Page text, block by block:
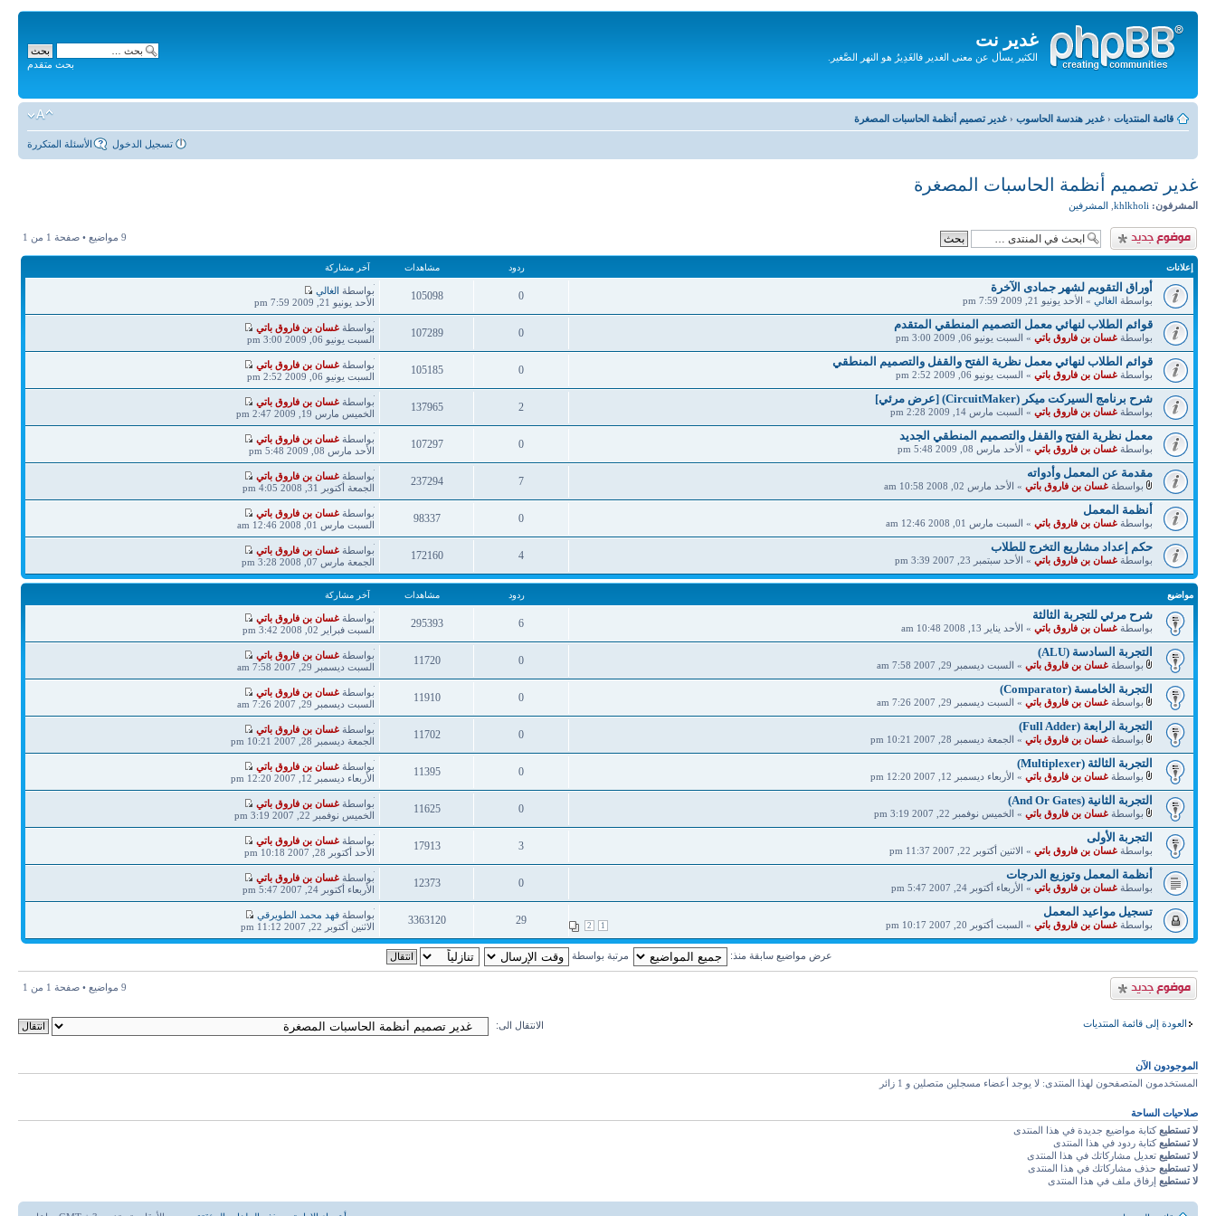
غدير نت
الكثير يسأل عن معنى الغدير فالغَدِيرُ هو النهر الصَّغير.
المحتويات
بحث متقدم
قائمة المنتديات ‹ غدير هندسة الحاسوب ‹ غدير تصميم أنظمة الحاسبات المصغرة
الأسئلة المتكررة تسجيل الدخول
غدير تصميم أنظمة الحاسبات المصغرة
المشرفون: khlkholi المشرفين
إضافة موضوع جديد 9 مواضيع • صفحة 1 من 1
إعلانات ردود مشاهدات آخر مشاركة
أوراق التقويم لشهر جمادى الآخرة
بواسطة الغالي » الأحد يونيو 21, 2009 7:59 pm
0
ردود
105098
مشاهدات
آخر
مشاركة
بواسطة الغالي
الأحد يونيو 21, 2009 7:59 pm
قوائم الطلاب لنهائي معمل التصميم المنطقي المتقدم
بواسطة غسان بن فاروق باتي » السبت يونيو 06, 2009 3:00 pm
0
ردود
107289
مشاهدات
آخر
مشاركة
بواسطة غسان بن فاروق باتي
السبت يونيو 06, 2009 3:00 pm
قوائم الطلاب لنهائي معمل نظرية الفتح والقفل والتصميم المنطقي
بواسطة غسان بن فاروق باتي » السبت يونيو 06, 2009 2:52 pm
0
ردود
105185
مشاهدات
آخر
مشاركة
بواسطة غسان بن فاروق باتي
السبت يونيو 06, 2009 2:52 pm
شرح برنامج السيركت ميكر (CircuitMaker) [عرض مرئي]
بواسطة غسان بن فاروق باتي » السبت مارس 14, 2009 2:28 pm
2
ردود
137965
مشاهدات
آخر
مشاركة
بواسطة غسان بن فاروق باتي
الخميس مارس 19, 2009 2:47 pm
معمل نظرية الفتح والقفل والتصميم المنطقي الجديد
بواسطة غسان بن فاروق باتي » الأحد مارس 08, 2009 5:48 pm
0
ردود
107297
مشاهدات
آخر
مشاركة
بواسطة غسان بن فاروق باتي
الأحد مارس 08, 2009 5:48 pm
مقدمة عن المعمل وأدواته
بواسطة غسان بن فاروق باتي » الأحد مارس 02, 2008 10:58 am
7
ردود
237294
مشاهدات
آخر
مشاركة
بواسطة غسان بن فاروق باتي
الجمعة أكتوبر 31, 2008 4:05 pm
أنظمة المعمل
بواسطة غسان بن فاروق باتي » السبت مارس 01, 2008 12:46 am
0
ردود
98337
مشاهدات
آخر
مشاركة
بواسطة غسان بن فاروق باتي
السبت مارس 01, 2008 12:46 am
حكم إعداد مشاريع التخرج للطلاب
بواسطة غسان بن فاروق باتي » الأحد سبتمبر 23, 2007 3:39 pm
4
ردود
172160
مشاهدات
آخر
مشاركة
بواسطة غسان بن فاروق باتي
الجمعة مارس 07, 2008 3:28 pm
مواضيع ردود مشاهدات آخر مشاركة
شرح مرئي للتجربة الثالثة
بواسطة غسان بن فاروق باتي » الأحد يناير 13, 2008 10:48 am
6
ردود
295393
مشاهدات
آخر
مشاركة
بواسطة غسان بن فاروق باتي
السبت فبراير 02, 2008 3:42 pm
التجربة السادسة (ALU)
بواسطة غسان بن فاروق باتي » السبت ديسمبر 29, 2007 7:58 am
0
ردود
11720
مشاهدات
آخر
مشاركة
بواسطة غسان بن فاروق باتي
السبت ديسمبر 29, 2007 7:58 am
التجربة الخامسة (Comparator)
بواسطة غسان بن فاروق باتي » السبت ديسمبر 29, 2007 7:26 am
0
ردود
11910
مشاهدات
آخر
مشاركة
بواسطة غسان بن فاروق باتي
السبت ديسمبر 29, 2007 7:26 am
التجربة الرابعة (Full Adder)
بواسطة غسان بن فاروق باتي » الجمعة ديسمبر 28, 2007 10:21 pm
0
ردود
11702
مشاهدات
آخر
مشاركة
بواسطة غسان بن فاروق باتي
الجمعة ديسمبر 28, 2007 10:21 pm
التجربة الثالثة (Multiplexer)
بواسطة غسان بن فاروق باتي » الأربعاء ديسمبر 12, 2007 12:20 pm
0
ردود
11395
مشاهدات
آخر
مشاركة
بواسطة غسان بن فاروق باتي
الأربعاء ديسمبر 12, 2007 12:20 pm
التجربة الثانية (And Or Gates)
بواسطة غسان بن فاروق باتي » الخميس نوفمبر 22, 2007 3:19 pm
0
ردود
11625
مشاهدات
آخر
مشاركة
بواسطة غسان بن فاروق باتي
الخميس نوفمبر 22, 2007 3:19 pm
التجربة الأولى
بواسطة غسان بن فاروق باتي » الاثنين أكتوبر 22, 2007 11:37 pm
3
ردود
17913
مشاهدات
آخر
مشاركة
بواسطة غسان بن فاروق باتي
الأحد أكتوبر 28, 2007 10:18 pm
أنظمة المعمل وتوزيع الدرجات
بواسطة غسان بن فاروق باتي » الأربعاء أكتوبر 24, 2007 5:47 pm
0
ردود
12373
مشاهدات
آخر
مشاركة
بواسطة غسان بن فاروق باتي
الأربعاء أكتوبر 24, 2007 5:47 pm
تسجيل مواعيد المعمل
1
2 بواسطة غسان بن فاروق باتي » السبت أكتوبر 20, 2007 10:17 pm
29
ردود
3363120
مشاهدات
آخر
مشاركة
بواسطة فهد محمد الطويرقي
الاثنين أكتوبر 22, 2007 11:12 pm
عرض مواضيع سابقة منذ: مرتبة بواسطة
إضافة موضوع جديد 9 مواضيع • صفحة 1 من 1
العودة إلى قائمة المنتديات الانتقال الى:
الموجودون الآن
المستخدمون المتصفحون لهذا المنتدى: لا يوجد أعضاء مسجلين متصلين و 1 زائر
صلاحيات الساحة
لا تستطيع كتابة مواضيع جديدة في هذا المنتدى
لا تستطيع كتابة ردود في هذا المنتدى
لا تستطيع تعديل مشاركاتك في هذا المنتدى
لا تستطيع حذف مشاركاتك في هذا المنتدى
لا تستطيع إرفاق ملف في هذا المنتدى